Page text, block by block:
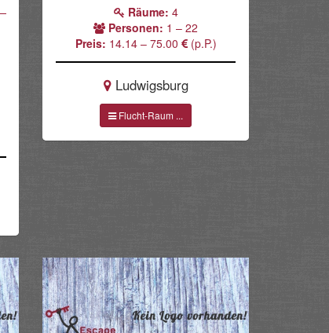
Räume: 4
Personen: 1 – 22
Preis: 14.14 – 75.00 (p.P.)
Ludwigsburg
Flucht-Raum ...